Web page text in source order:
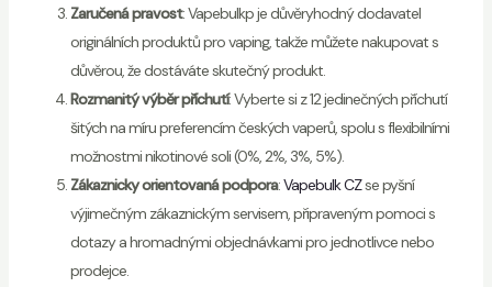
Zaručená pravost: Vapebulkp je důvěryhodný dodavatel
originálních produktů pro vaping, takže můžete nakupovat s
důvěrou, že dostáváte skutečný produkt.
Rozmanitý výběr příchutí: Vyberte si z 12 jedinečných příchutí
šitých na míru preferencím českých vaperů, spolu s flexibilními
možnostmi nikotinové soli (0%, 2%, 3%, 5%).
Zákaznicky orientovaná podpora:Vapebulk CZse pyšní
výjimečným zákaznickým servisem, připraveným pomoci s
dotazy a hromadnými objednávkami pro jednotlivce nebo
prodejce.